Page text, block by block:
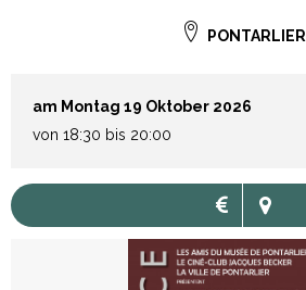
PONTARLIER
am Montag 19 Oktober 2026
von 18:30 bis 20:00